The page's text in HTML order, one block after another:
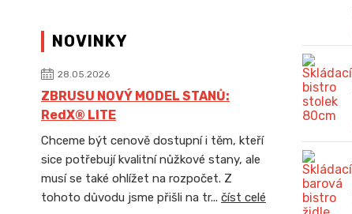
NOVINKY
28.05.2026
ZBRUSU NOVÝ MODEL STANŮ:
RedX® LITE
Chceme být cenově dostupní i těm, kteří
sice potřebují kvalitní nůžkové stany, ale
musí se také ohlížet na rozpočet. Z
tohoto důvodu jsme přišli na tr... číst celé